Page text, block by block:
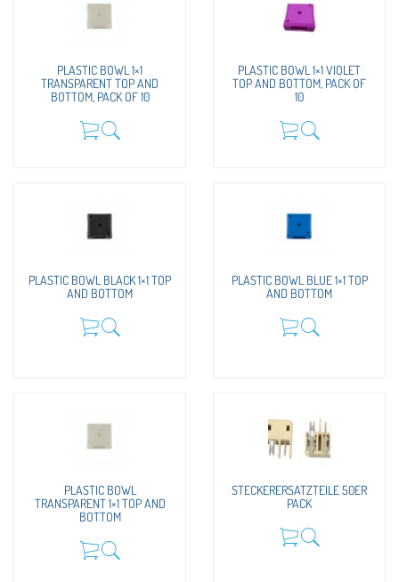
PLASTIC BOWL 1×1
TRANSPARENT TOP AND
BOTTOM, PACK OF 10
PLASTIC BOWL 1×1 VIOLET
TOP AND BOTTOM, PACK OF
10
PLASTIC BOWL BLACK 1×1 TOP
AND BOTTOM
PLASTIC BOWL BLUE 1×1 TOP
AND BOTTOM
PLASTIC BOWL
TRANSPARENT 1×1 TOP AND
BOTTOM
STECKERERSATZTEILE 50ER
PACK